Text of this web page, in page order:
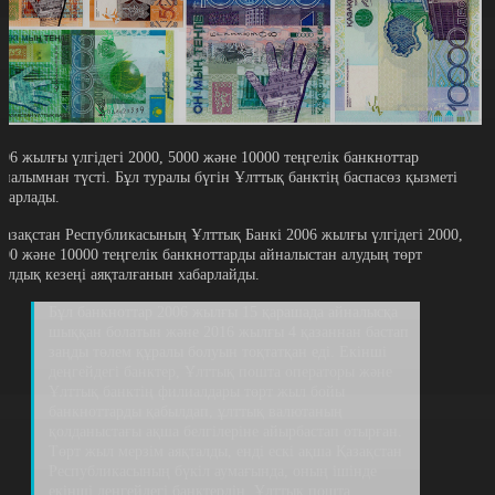
жылғы үлгідегі 2000, 5000 және 10000 теңгелік банкноттар
түсті. Бұл туралы бүгін Ұлттық банктің баспасөз қызметі
Республикасының Ұлттық Банкі 2006 жылғы үлгідегі 2000,
және 10000 теңгелік банкноттарды айналыстан алудың төрт
кезеңі аяқталғанын хабарлайды.